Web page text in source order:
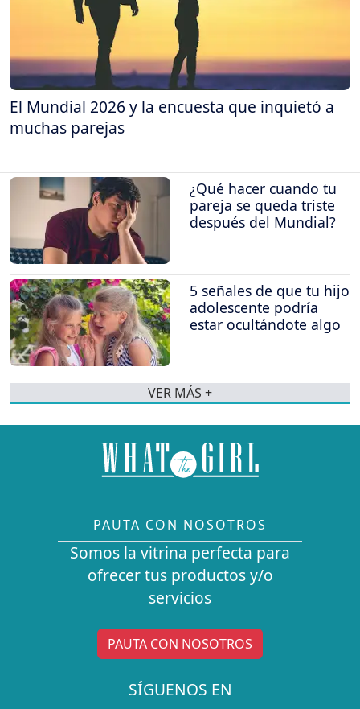
El Mundial 2026 y la encuesta que inquietó a
muchas parejas
¿Qué hacer cuando tu
pareja se queda triste
después del Mundial?
5 señales de que tu hijo
adolescente podría
estar ocultándote algo
VER MÁS +
PAUTA CON NOSOTROS
Somos la vitrina perfecta para
ofrecer tus productos y/o
servicios
PAUTA CON NOSOTROS
SÍGUENOS EN